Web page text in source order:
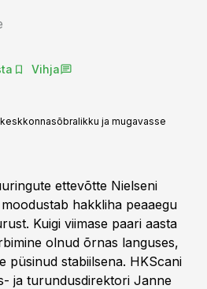
Vihja
ja mugavasse
ettevõtte Nielseni
hakkliha peaaegu
Kuigi viimase paari aasta
olnud õrnas languses,
püsinud stabiilsena. HKScani
ja turundusdirektori Janne